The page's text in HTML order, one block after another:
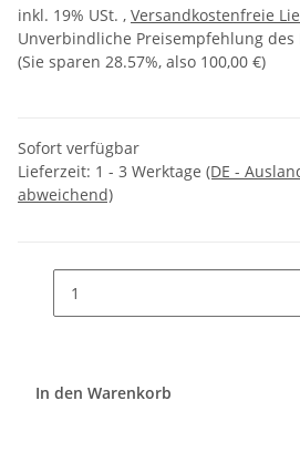
inkl. 19% USt. , Versandkostenfreie
Unverbindliche Preisempfehlung des
(Sie sparen 28.57%, also 100,00 €)
Sofort verfügbar
Lieferzeit: 1 - 3 Werktage (DE -
abweichend)
In den Warenkorb